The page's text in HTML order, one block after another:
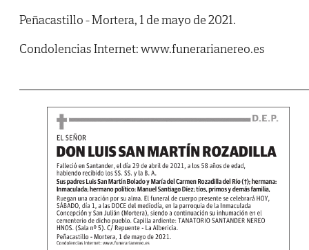
Peñacastillo - Mortera, 1 de mayo de 2021.
Condolencias Internet: www.funerarianereo.es